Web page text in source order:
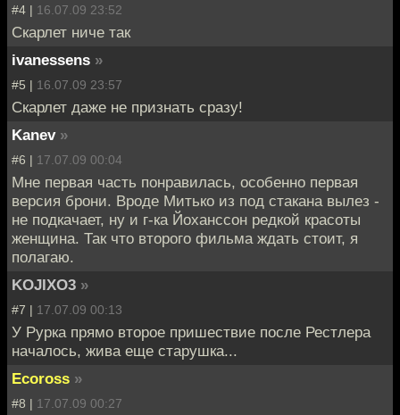
#4 | 16.07.09 23:52
Скарлет ниче так
ivanessens »
#5 | 16.07.09 23:57
Скарлет даже не признать сразу!
Kanev »
#6 | 17.07.09 00:04
Мне первая часть понравилась, особенно первая
версия брони. Вроде Митько из под стакана вылез -
не подкачает, ну и г-ка Йоханссон редкой красоты
женщина. Так что второго фильма ждать стоит, я
полагаю.
KOJIXO3 »
#7 | 17.07.09 00:13
У Рурка прямо второе пришествие после Рестлера
началось, жива еще старушка...
Ecoross »
#8 | 17.07.09 00:27